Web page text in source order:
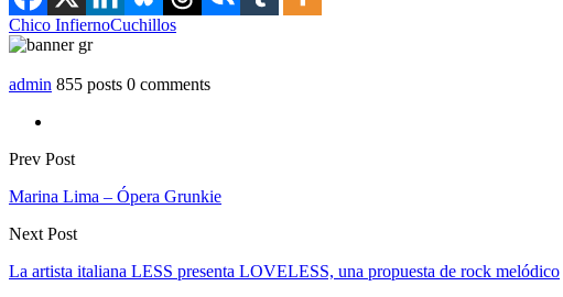
Chico InfiernoCuchillos
admin 855 posts 0 comments
Prev Post
Marina Lima – Ópera Grunkie
Next Post
La artista italiana LESS presenta LOVELESS, una propuesta de rock melódico